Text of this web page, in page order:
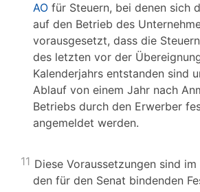
AO für Steuern, bei denen sich
auf den Betrieb des
vorausgesetzt, dass die
des letzten vor der
Kalenderjahrs entstanden sind
Ablauf von einem Jahr nach
Betriebs durch den Erwerber
angemeldet werden.
11 Diese Voraussetzungen sind
den für den Senat bindenden